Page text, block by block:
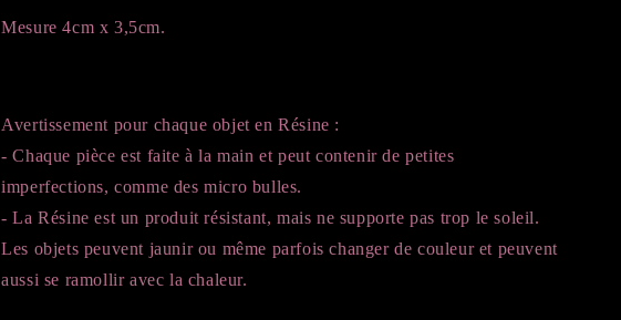
Mesure 4cm x 3,5cm.
Avertissement pour chaque objet en Résine :
- Chaque pièce est faite à la main et peut contenir de petites
imperfections, comme des micro bulles.
- La Résine est un produit résistant, mais ne supporte pas trop le soleil.
Les objets peuvent jaunir ou même parfois changer de couleur et peuvent
aussi se ramollir avec la chaleur.